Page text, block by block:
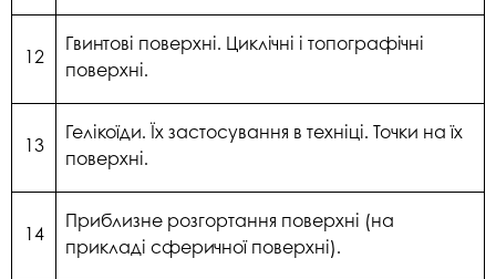
12
Гвинтові поверхні. Циклічні і топографічні
поверхні.
13
Гелікоїди. Їх застосування в техніці. Точки на їх
поверхні.
14
Приблизне розгортання поверхні (на
прикладі сферичної поверхні).